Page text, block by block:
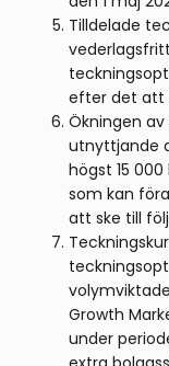
Tilldelade
efter det att
Ökningen
utnyttjande
högst 15
som kan
att ske till
Growth
under